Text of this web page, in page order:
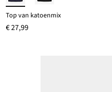
Top van katoenmix
€ 27,99